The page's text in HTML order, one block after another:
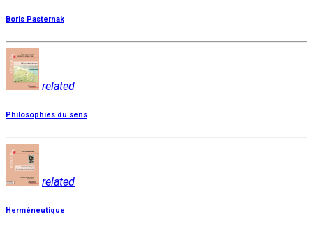
Boris Pasternak
related
Philosophies du sens
related
Herméneutique